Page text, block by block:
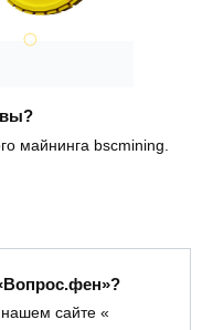
майнинга bscmining.
нашем сайте «